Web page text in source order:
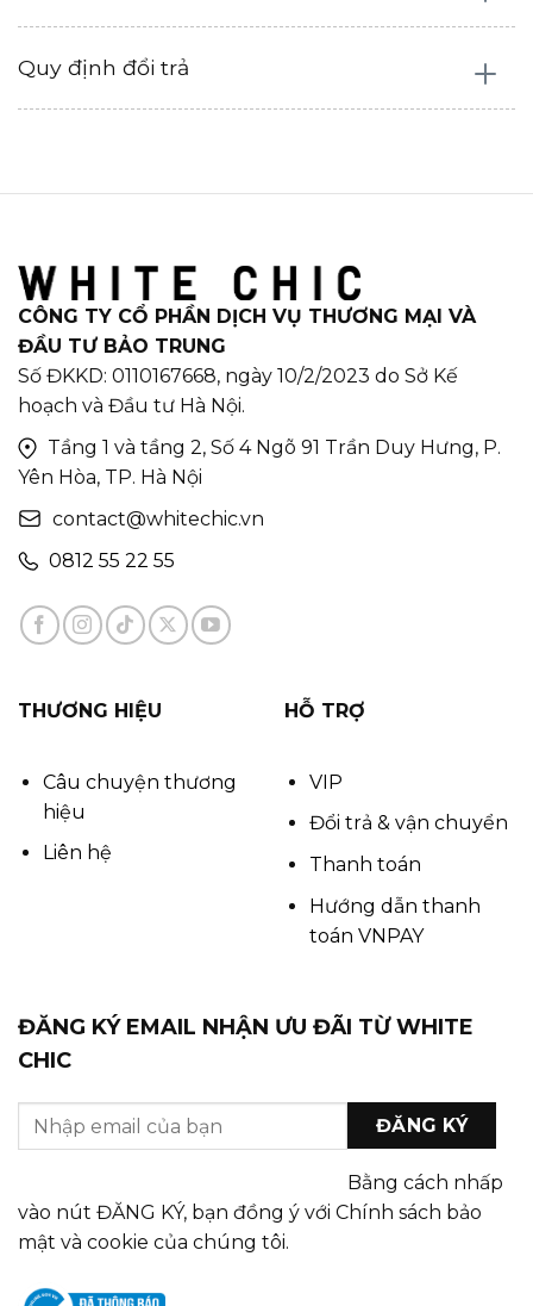
Quy định đổi trả
CÔNG TY CỔ PHẦN DỊCH VỤ THƯƠNG MẠI VÀ
ĐẦU TƯ BẢO TRUNG
Số ĐKKD: 0110167668, ngày 10/2/2023 do Sở Kế
hoạch và Đầu tư Hà Nội.
Tầng 1 và tầng 2, Số 4 Ngõ 91 Trần Duy Hưng, P.
Yên Hòa, TP. Hà Nội
contact@whitechic.vn
0812 55 22 55
THƯƠNG HIỆU
Câu chuyện thương
hiệu
Liên hệ
HỖ TRỢ
VIP
Đổi trả & vận chuyển
Thanh toán
Hướng dẫn thanh
toán VNPAY
ĐĂNG KÝ EMAIL NHẬN ƯU ĐÃI TỪ WHITE
CHIC
Bằng cách nhấp
vào nút ĐĂNG KÝ, bạn đồng ý với Chính sách bảo
mật và cookie của chúng tôi.